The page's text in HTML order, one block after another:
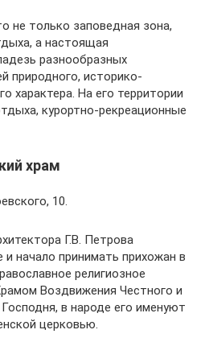
не только заповедная зона,
а настоящая
разнообразных
природного, историко-
характера. На его территории
курортно-рекреационные
храм
10.
Г.В. Петрова
и начало принимать прихожан в
религиозное
Воздвижения Честного и
в народе его именуют
церковью.